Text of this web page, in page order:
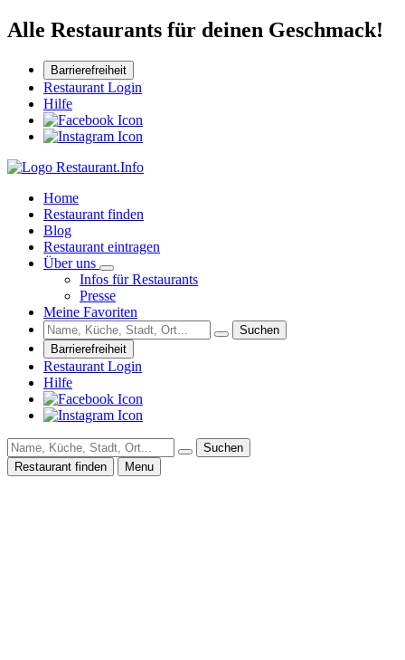
Alle Restaurants für deinen Geschmack!
Barrierefreiheit
Restaurant Login
Hilfe
Home
Restaurant finden
Blog
Restaurant eintragen
Über uns
Infos für Restaurants
Presse
Meine Favoriten
Suchen
Barrierefreiheit
Restaurant Login
Hilfe
Suchen
Restaurant finden
Menu